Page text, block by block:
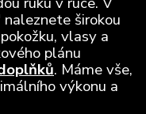
naleznete širokou
vlasy a
plánu
. Máme vše,
výkonu a